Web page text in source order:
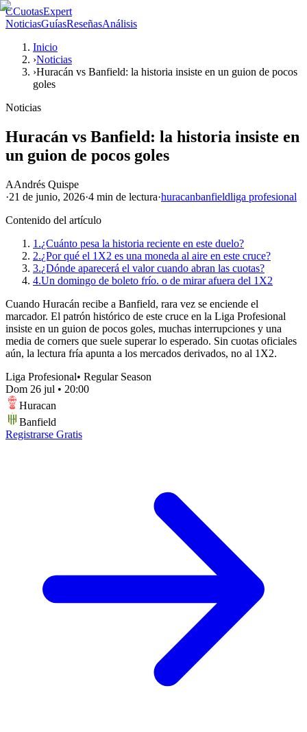
CCuotasExpert
NoticiasGuíasReseñasAnálisis
Inicio
›Noticias
›Huracán vs Banfield: la historia insiste en un guion de pocos
goles
Noticias
Huracán vs Banfield: la historia insiste en
un guion de pocos goles
AAndrés Quispe
·21 de junio, 2026·4 min de lectura·huracanbanfieldliga profesional
Contenido del artículo
1.¿Cuánto pesa la historia reciente en este duelo?
2.¿Por qué el 1X2 es una moneda al aire en este cruce?
3.¿Dónde aparecerá el valor cuando abran las cuotas?
4.Un domingo de boleto frío. o de mirar afuera del 1X2
Cuando Huracán recibe a Banfield, rara vez se enciende el
marcador. El patrón histórico de este cruce en la Liga Profesional
insiste en un guion de pocos goles, muchas interrupciones y una
media de corners que suele superar lo esperado. Sin cuotas oficiales
aún, la lectura fría apunta a los mercados derivados, no al 1X2.
Liga Profesional• Regular Season
Dom 26 jul • 20:00
Huracan
Banfield
Registrarse Gratis